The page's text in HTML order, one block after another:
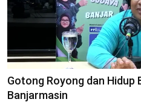
Gotong Royong dan Hidup
Banjarmasin